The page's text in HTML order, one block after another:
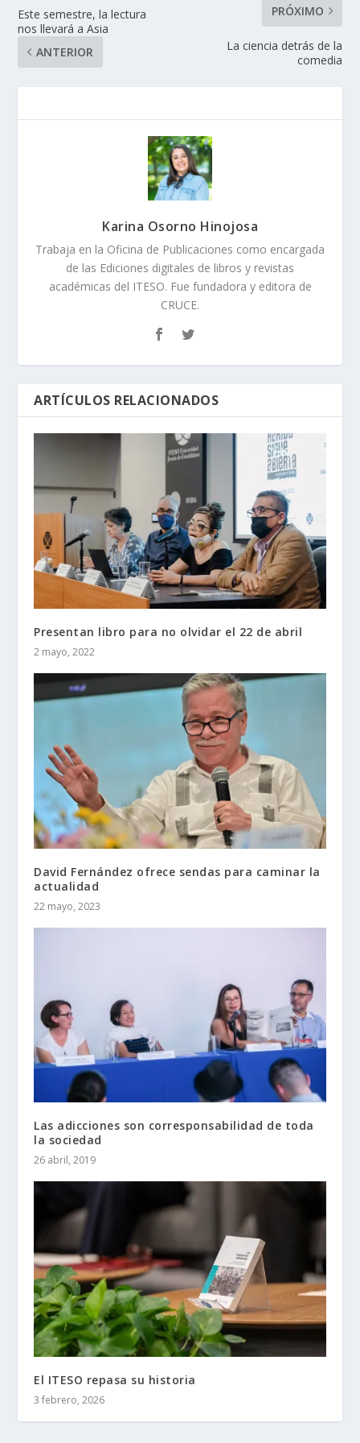
Este semestre, la lectura
nos llevará a Asia
ANTERIOR
PRÓXIMO
La ciencia detrás de la
comedia
Karina Osorno Hinojosa
Trabaja en la Oficina de Publicaciones como encargada
de las Ediciones digitales de libros y revistas
académicas del ITESO. Fue fundadora y editora de
CRUCE.
ARTÍCULOS RELACIONADOS
Presentan libro para no olvidar el 22 de abril
2 mayo, 2022
David Fernández ofrece sendas para caminar la
actualidad
22 mayo, 2023
Las adicciones son corresponsabilidad de toda
la sociedad
26 abril, 2019
El ITESO repasa su historia
3 febrero, 2026